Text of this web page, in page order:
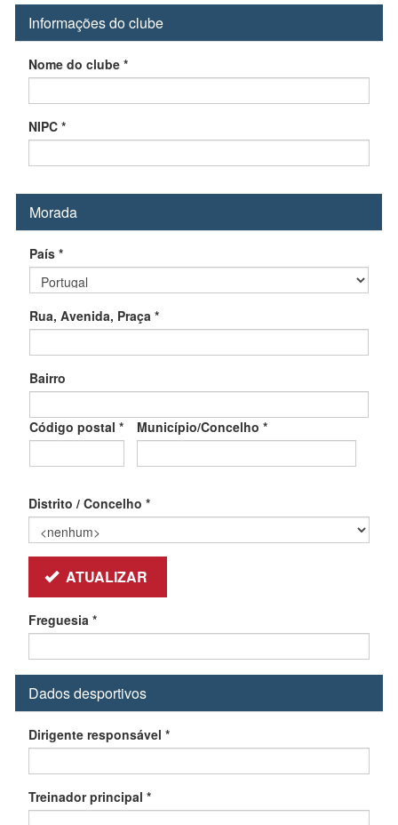
Informações do clube
Nome do clube *
NIPC *
Morada
País *
Rua, Avenida, Praça *
Bairro
Código postal * Município/Concelho *
Distrito / Concelho *
ATUALIZAR
Freguesia *
Dados desportivos
Dirigente responsável *
Treinador principal *